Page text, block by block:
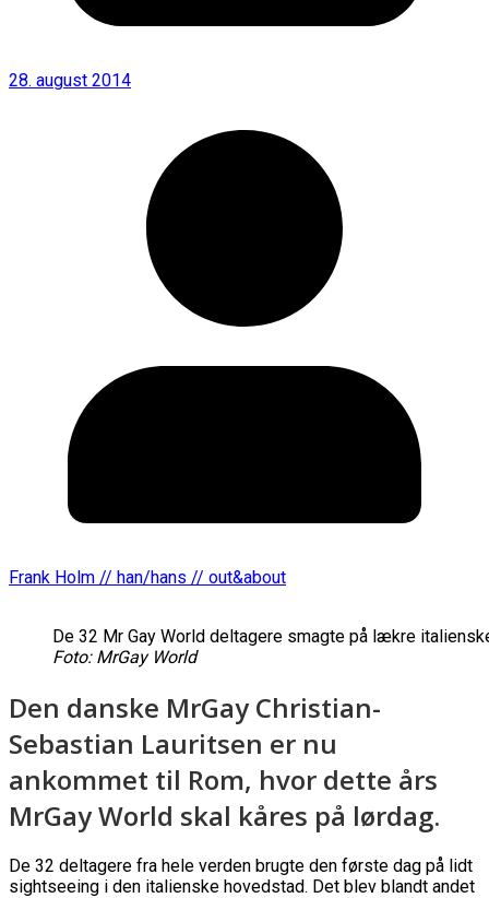
28. august 2014
Frank Holm // han/hans // out&about
De 32 Mr Gay World deltagere smagte på lækre
Foto: MrGay World
Den danske MrGay Christian-
Sebastian Lauritsen er nu
ankommet til Rom, hvor dette års
MrGay World skal kåres på lørdag.
De 32 deltagere fra hele verden brugte den første dag på lidt
sightseeing i den italienske hovedstad. Det blev blandt andet